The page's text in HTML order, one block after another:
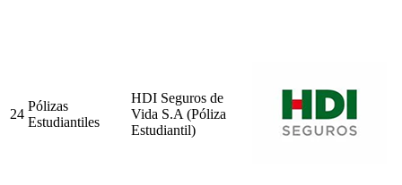
24
Pólizas
Estudiantiles
HDI Seguros de
Vida S.A (Póliza
Estudiantil)